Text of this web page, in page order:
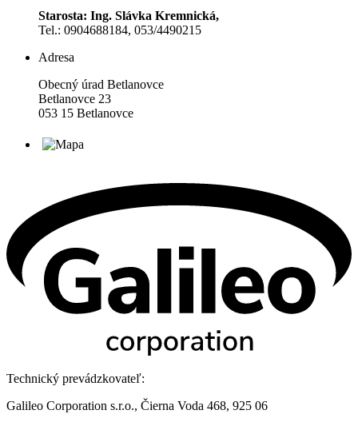
Starosta: Ing. Slávka Kremnická,
Tel.: 0904688184, 053/4490215
Adresa
Obecný úrad Betlanovce
Betlanovce 23
053 15 Betlanovce
Technický prevádzkovateľ:
Galileo Corporation s.r.o., Čierna Voda 468, 925 06